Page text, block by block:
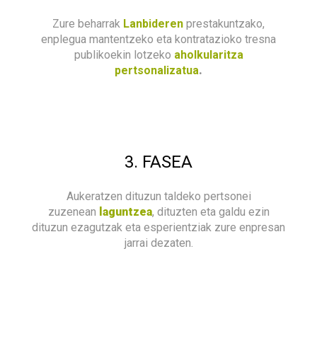
Zure beharrak Lanbideren prestakuntzako,
enplegua mantentzeko eta kontratazioko tresna
publikoekin lotzeko aholkularitza
pertsonalizatua.
3. FASEA
Aukeratzen dituzun taldeko pertsonei
zuzenean laguntzea, dituzten eta galdu ezin
dituzun ezagutzak eta esperientziak zure enpresan
jarrai dezaten.